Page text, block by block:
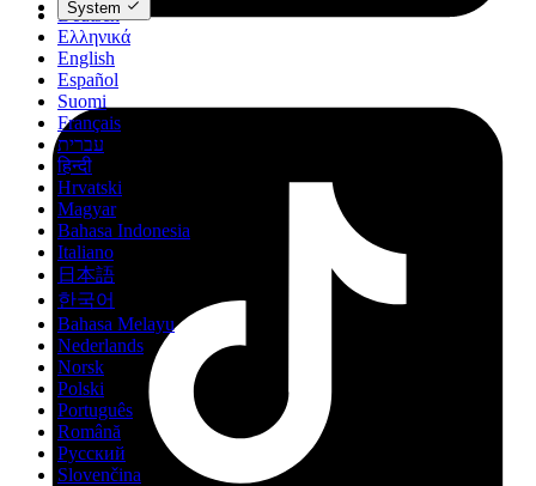
Deutsch
Ελληνικά
English
Español
Suomi
Français
עברית
हिन्दी
Hrvatski
Magyar
Bahasa Indonesia
Italiano
日本語
한국어
Bahasa Melayu
Nederlands
Norsk
Polski
Português
Română
Русский
Slovenčina
System